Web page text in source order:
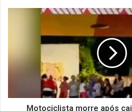
Motociclista morre após